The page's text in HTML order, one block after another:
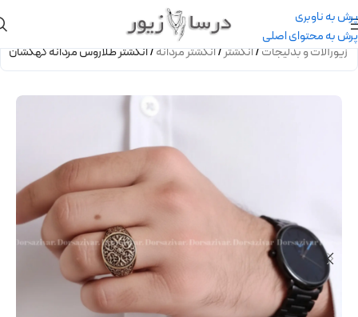
پرش به ناوبری
پرش به محتوای اصلی
/زیورآلات و بدلیجات/انگشتر/انگشتر مردانه/انگشتر طلاروس مردانه کهکشان